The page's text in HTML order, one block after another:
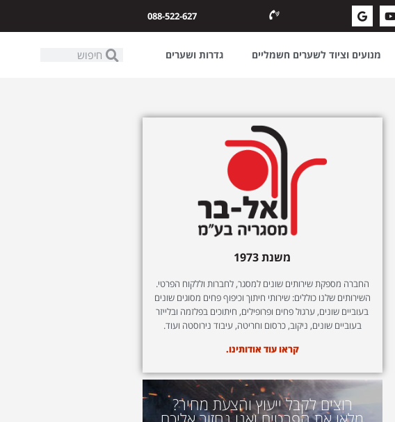
088-522-627
מנועים וציוד לשערים חשמליים גדרות ושערים
משנת 1973
החברה מספקת שירותים שונים למסגר, לחברות וללקוח הפרטי.
השירותים שלנו כוללים: שירותי חיתוך וכיפוף פחים מסוגים שונים
בעוביים שונים, ערגול פחים ופרופילים, חיתוכים בפלזמה ובלייזר
בעוביים שונים, ניקוב, כרסום וחריטה, עיבוד נירוסטה ועוד.
קראו עוד אודותינו.
רוצים לקבל ייעוץ והצעת מחיר?